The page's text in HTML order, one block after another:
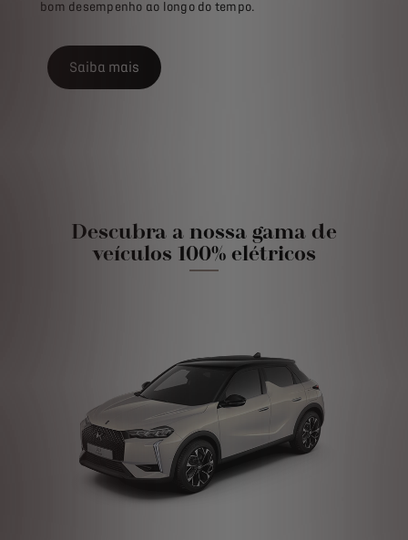
bom desempenho ao longo do tempo.
Saiba mais
Descubra a nossa gama de
veículos 100% elétricos